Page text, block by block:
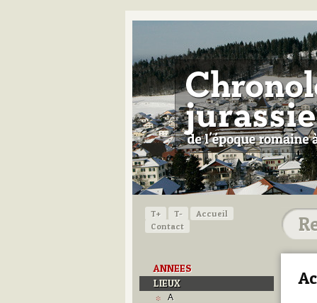
T+ T-
Accueil
Contact
ANNEES
LIEUX
A